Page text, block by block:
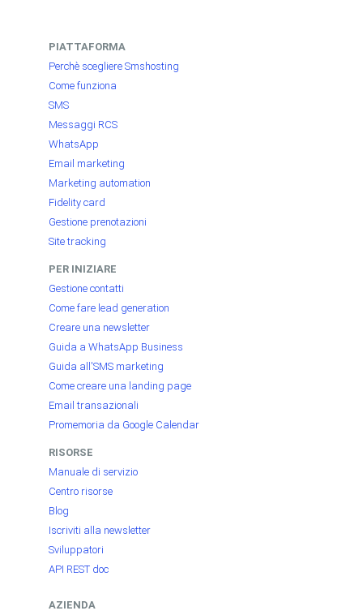
PIATTAFORMA
Perchè scegliere Smshosting
Come funziona
SMS
Messaggi RCS
WhatsApp
Email marketing
Marketing automation
Fidelity card
Gestione prenotazioni
Site tracking
PER INIZIARE
Gestione contatti
Come fare lead generation
Creare una newsletter
Guida a WhatsApp Business
Guida all'SMS marketing
Come creare una landing page
Email transazionali
Promemoria da Google Calendar
RISORSE
Manuale di servizio
Centro risorse
Blog
Iscriviti alla newsletter
Sviluppatori
API REST doc
AZIENDA